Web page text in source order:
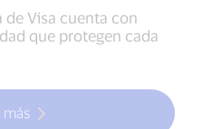
Visa cuenta con
que protegen cada